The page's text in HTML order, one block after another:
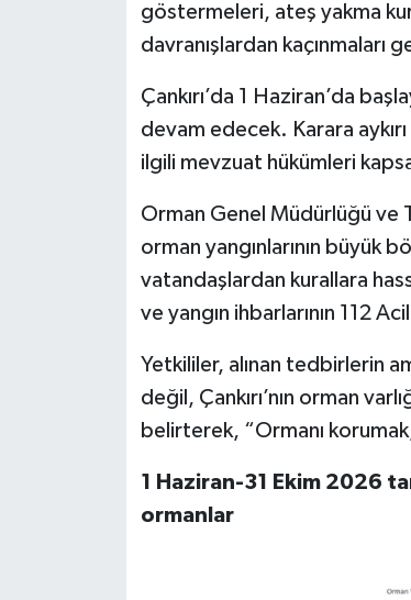
göstermeleri, ateş yakma
davranışlardan kaçınmaları
Çankırı’da 1 Haziran’da
devam edecek. Karara
ilgili mevzuat hükümleri
Orman Genel Müdürlüğü ve
orman yangınlarının büyük
vatandaşlardan kurallara
ve yangın ihbarlarının 112
Yetkililer, alınan tedbirlerin
değil, Çankırı’nın orman
belirterek, “Ormanı
1 Haziran-31 Ekim 2026
ormanlar